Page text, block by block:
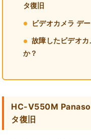
タ復旧
ビデオカメラ デ
故障したビデオ
か？
HC-V550M
タ復旧